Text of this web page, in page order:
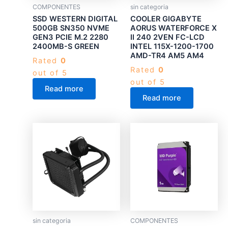
COMPONENTES
SSD WESTERN DIGITAL
500GB SN350 NVME
GEN3 PCIE M.2 2280
2400MB-S GREEN
Rated 0
out of 5
Read more
sin categoria
COOLER GIGABYTE
AORUS WATERFORCE X
II 240 2VEN FC-LCD
INTEL 115X-1200-1700
AMD-TR4 AM5 AM4
Rated 0
out of 5
Read more
sin categoria COMPONENTES